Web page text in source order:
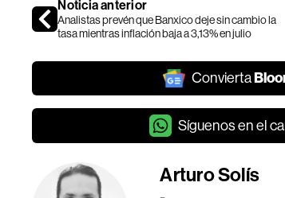
Noticia anterior
Analistas prevén que Banxico deje sin cambio la
tasa mientras inflación baja a 3,13% en julio
Convierta
Síguenos en el
Arturo Solís